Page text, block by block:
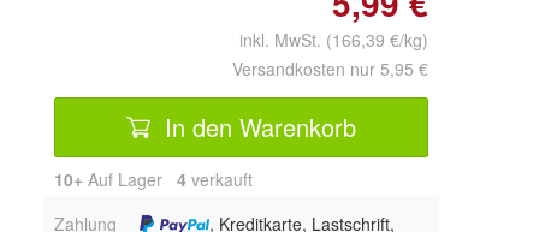
inkl. MwSt. (166,39 €/kg)
Versandkosten nur 5,95 €
In den Warenkorb
10+ Auf Lager 4 verkauft
Zahlung
, Kreditkarte, Lastschrift,